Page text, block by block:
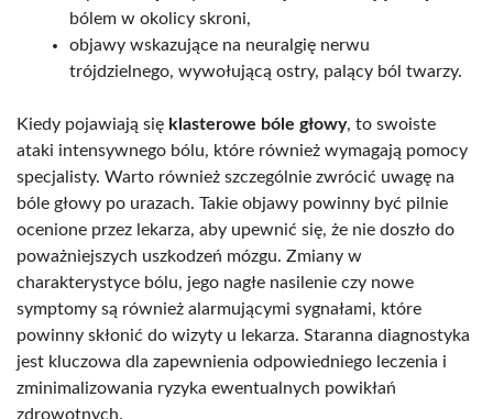
bólem w okolicy skroni,
objawy wskazujące na neuralgię nerwu
trójdzielnego, wywołującą ostry, palący ból twarzy.
Kiedy pojawiają się klasterowe bóle głowy, to swoiste
ataki intensywnego bólu, które również wymagają pomocy
specjalisty. Warto również szczególnie zwrócić uwagę na
bóle głowy po urazach. Takie objawy powinny być pilnie
ocenione przez lekarza, aby upewnić się, że nie doszło do
poważniejszych uszkodzeń mózgu. Zmiany w
charakterystyce bólu, jego nagłe nasilenie czy nowe
symptomy są również alarmującymi sygnałami, które
powinny skłonić do wizyty u lekarza. Staranna diagnostyka
jest kluczowa dla zapewnienia odpowiedniego leczenia i
zminimalizowania ryzyka ewentualnych powikłań
zdrowotnych.